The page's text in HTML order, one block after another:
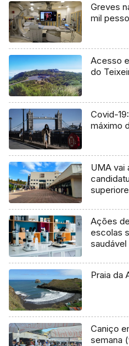
Greves
mil
Acesso
do
Covid-
máximo
UMA vai
Ações
escolas
saudável
Praia da
Caniço
semana